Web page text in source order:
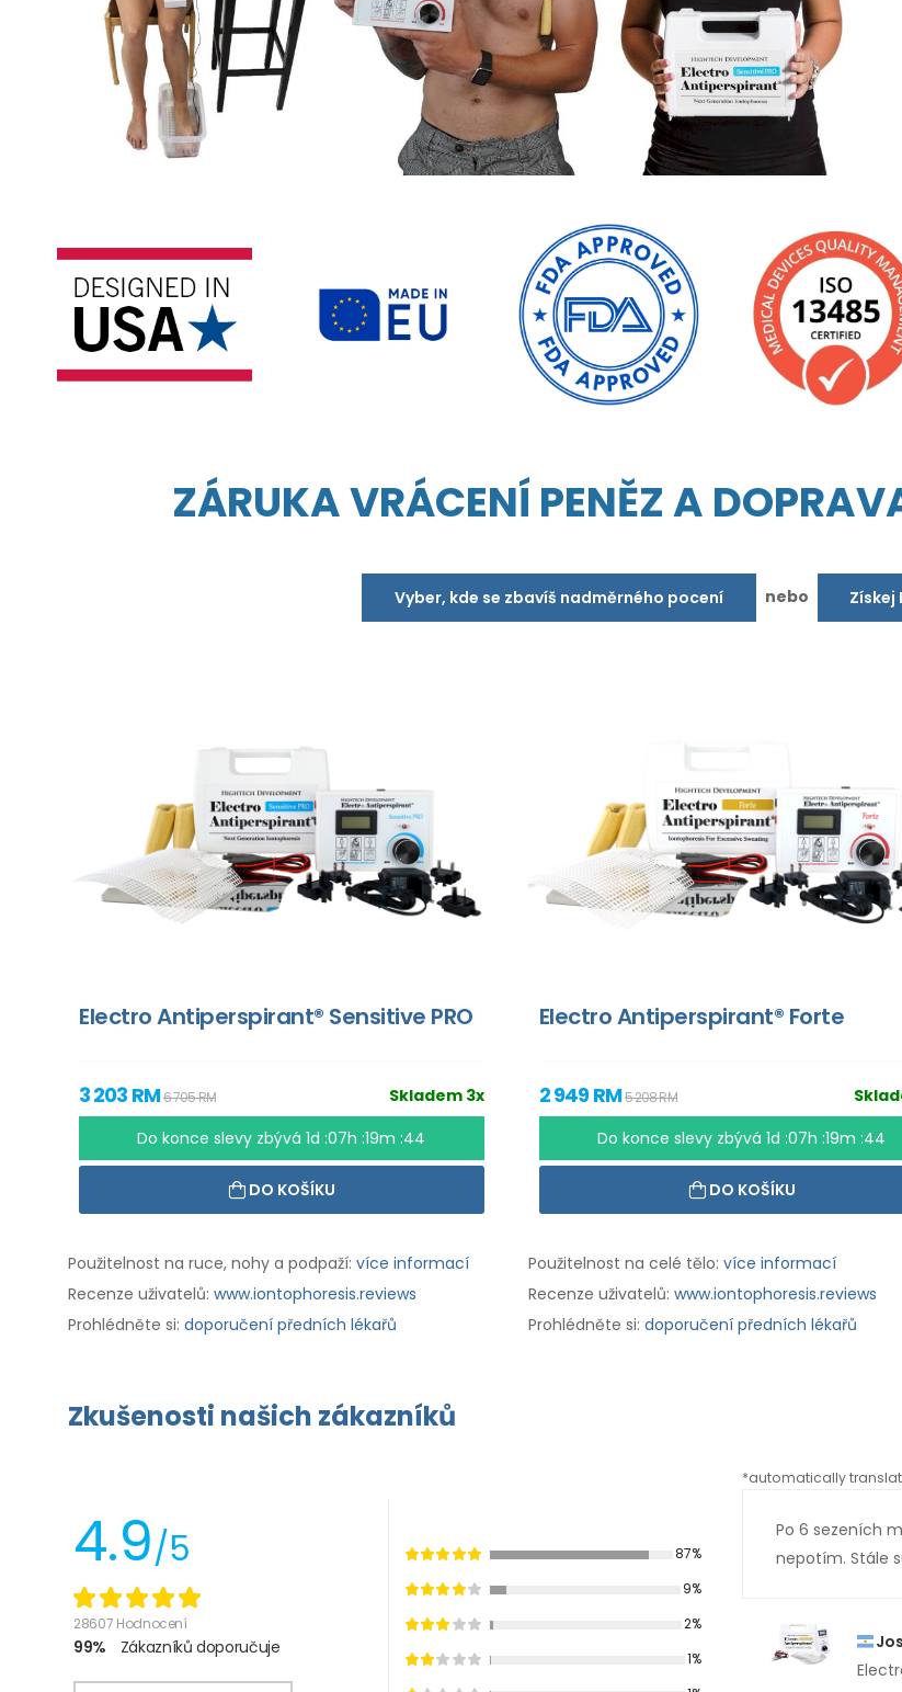
ZÁRUKA VRÁCENÍ PENĚZ A
Vyber, kde se zbavíš nadměrného pocení nebo
Electro Antiperspirant® Sensitive PRO
Skladem 3x
3 203 RM6 705 RM
Do konce slevy zbývá1d :07h :19m :43
DO KOŠÍKU
Použitelnost na ruce, nohy a podpaží: více informací
Recenze uživatelů: www.iontophoresis.reviews
Prohlédněte si: doporučení předních lékařů
Electro Antiperspirant® Forte
2 949 RM5 208 RM
Do konce slevy zbývá1d :07h :19m :43
DO KOŠÍKU
Použitelnost na celé tělo: více informací
Recenze uživatelů: www.iontophoresis.reviews
Prohlédněte si: doporučení předních lékařů
Zkušenosti našich zákazníků
4.9/5
28607 Hodnocení
99% Zákazníků doporučuje
87%
9%
2%
1%
*automatically
Po 6 sezeních
nepotím. Stále